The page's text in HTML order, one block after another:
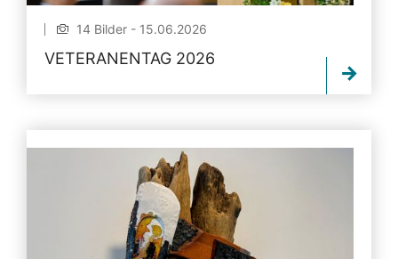
14 Bilder - 15.06.2026
VETERANENTAG 2026